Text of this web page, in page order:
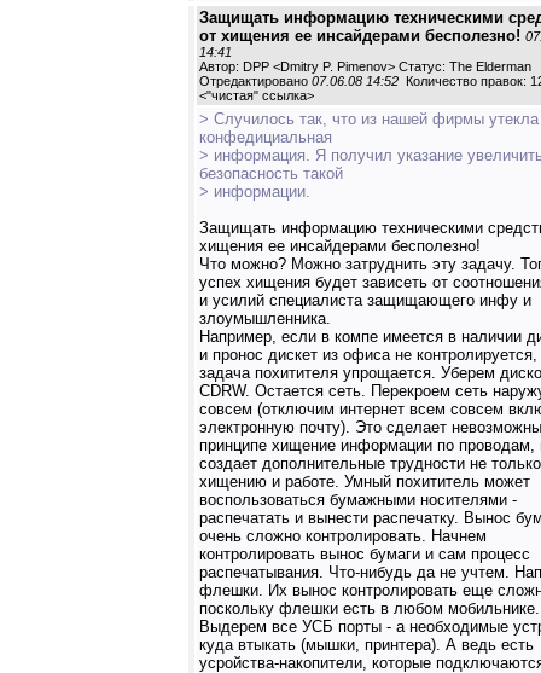
Защищать информацию техническими
от хищения ее инсайдерами бесполезно!
14:41
Автор: DPP <Dmitry P. Pimenov> Статус: The Elderman
Отредактировано 07.06.08 14:52 Количество правок:
<"чистая" ссылка>
> Случилось так, что из нашей фирмы утекла
конфедициальная
> информация. Я получил указание
безопасность такой
> информации.
Защищать информацию техническими
хищения ее инсайдерами бесполезно!
Что можно? Можно затруднить эту задачу.
успех хищения будет зависеть от
и усилий специалиста защищающего инфу и
злоумышленника.
Например, если в компе имеется в наличии
и пронос дискет из офиса не контролируется,
задача похитителя упрощается. Уберем
CDRW. Остается сеть. Перекроем сеть
совсем (отключим интернет всем совсем
электронную почту). Это сделает
принципе хищение информации по проводам,
создает дополнительные трудности не только
хищению и работе. Умный похититель может
воспользоваться бумажными носителями -
распечатать и вынести распечатку. Вынос
очень сложно контролировать. Начнем
контролировать вынос бумаги и сам процесс
распечатывания. Что-нибудь да не учтем.
флешки. Их вынос контролировать еще
поскольку флешки есть в любом мобильнике.
Выдерем все УСБ порты - а необходимые
куда втыкать (мышки, принтера). А ведь есть
усройства-накопители, которые